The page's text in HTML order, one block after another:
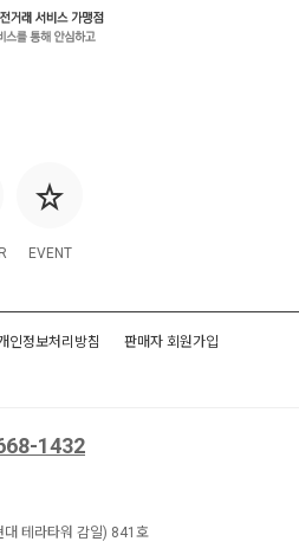
EVENT
인정보처리방침 판매자 회원가입
1432
대 테라타워 감일) 841호